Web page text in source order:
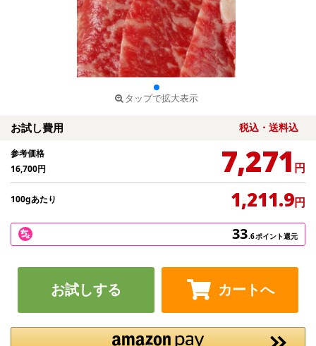
タップで拡大表示
お試し費用 税込・送料込
参考価格
16,700円 7,271 円
100gあたり 1,211.9円
33.6ポイント還元
お試しする カートへ